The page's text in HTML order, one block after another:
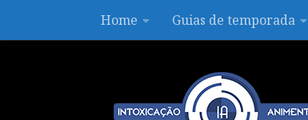
Skip to contentHome Guias de temporada